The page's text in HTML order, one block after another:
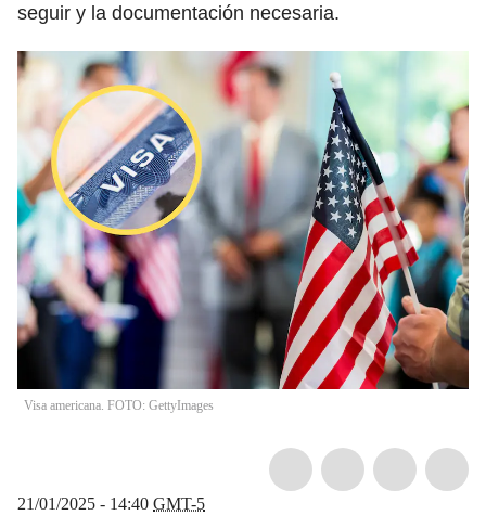
seguir y la documentación necesaria.
Visa americana. FOTO: GettyImages
21/01/2025 - 14:40 GMT-5